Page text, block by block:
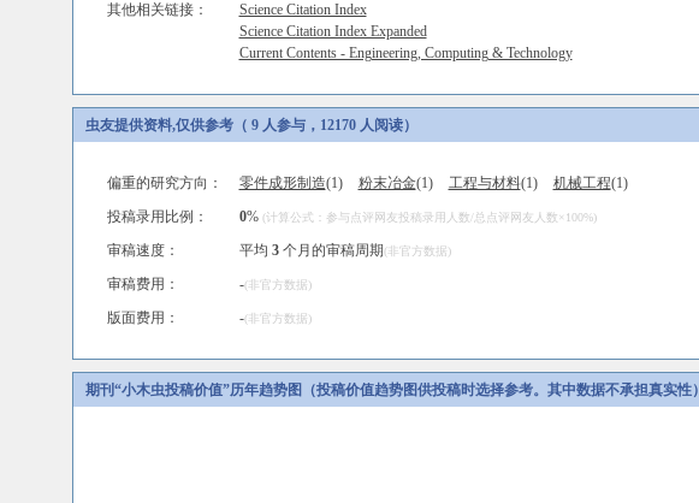
其他相关链接：
Science Citation Index
Science Citation Index Expanded
Current Contents - Engineering, Computing & Technology
虫友提供资料,仅供参考（ 9 人参与，12170 人阅读）
偏重的研究方向： 零件成形制造(1) 粉末冶金(1) 工程与材料(1) 机械工程(1)
投稿录用比例：
0% (计算公式：参与点评网友投稿录用人数/总点评网友人数×100%)
审稿速度： 平均 3个月的审稿周期(非官方数据)
审稿费用： -(非官方数据)
版面费用： -(非官方数据)
期刊“小木虫投稿价值”历年趋势图（投稿价值趋势图供投稿时选择参考。其中数据不承担真实性）